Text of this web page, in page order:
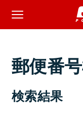
郵便番
検索結果